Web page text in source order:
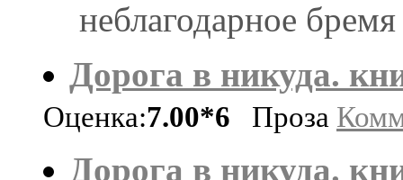
неблагодарное
Дорога в никуда.
Оценка:7.00*6 Проза
Дорога в никуда.